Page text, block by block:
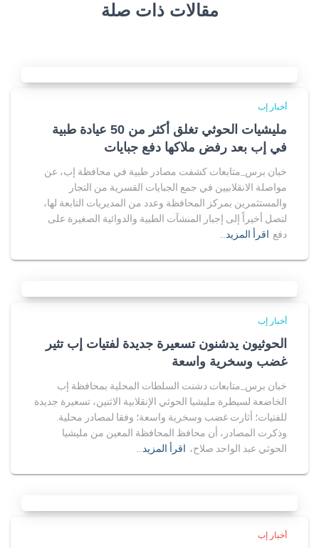
مقالات ذات صلة
أخبار إب
مليشيات الحوثي تغلق أكثر من 50 عيادة طبية
في إب بعد رفض ملاكها دفع جبايات
خبان برس_متابعات كشفت مصادر طبية في محافظة إب، عن
مواصلة الانقلابيين في جمع الجبايات القسرية من التجار
والمستثمرين بمركز المحافظة وعدد من المديريات التابعة لها،
لتصل أخيراً إلى إجبار المنشآت الطبية والدوائية الصغيرة على
دفع اقرأ المزيد…
أخبار إب
الحوثيون يدشنون تسعيرة جديدة لفتيات إب تثير
غضب وسخرية واسعة
خبان برس_متابعات دشنت السلطات المحلية بمحافظة إب
الخاضعة لسيطرة مليشيا الحوثي الإنقلابية الاثنين، تسعيرة جديدة
للفتيات؛ أثارت غضب وسخرية واسعة؛ وفقا لمصادر محلية.
وذكرت المصادر، أن محافظ المحافظة المعين من مليشيا
الحوثي عبد الواحد صلاح، اقرأ المزيد…
أخبار إب